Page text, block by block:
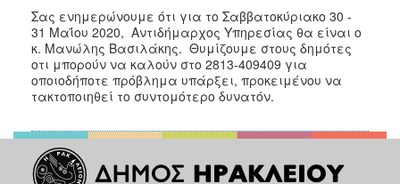
2021
2020
2019
2018
2016
2015
Σας ενημερώνουμε ότι για το Σαββατοκύριακο 30 -
31 Μαΐου 2020, Αντιδήμαρχος Υπηρεσίας θα είναι ο
κ. Μανώλης Βασιλάκης. Θυμίζουμε στους δημότες
οτι μπορούν να καλούν στο 2813-409409 για
οποιοδήποτε πρόβλημα υπάρξει, προκειμένου να
τακτοποιηθεί το συντομότερο δυνατόν.